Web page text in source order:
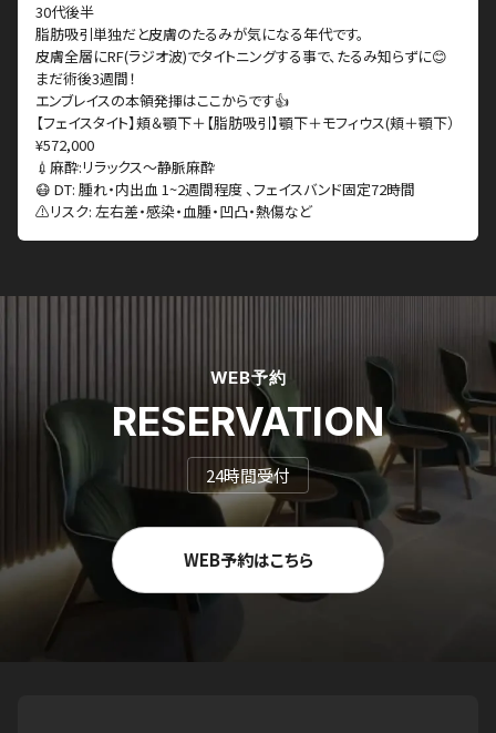
30代後半
脂肪吸引単独だと皮膚のたるみが気になる年代です。
皮膚全層にRF(ラジオ波)でタイトニングする事で、たるみ知らずに😊
まだ術後3週間！
エンブレイスの本領発揮はここからです👍
【フェイスタイト】頬＆顎下＋【脂肪吸引】顎下＋モフィウス(頬＋顎下）
¥572,000
💉麻酔:リラックス〜静脈麻酔
😷 DT: 腫れ・内出血 1~2週間程度 、フェイスバンド固定72時間
⚠️リスク: 左右差・感染・血腫・凹凸・熱傷など
WEB予約
RESERVATION
24時間受付
WEB予約はこちら